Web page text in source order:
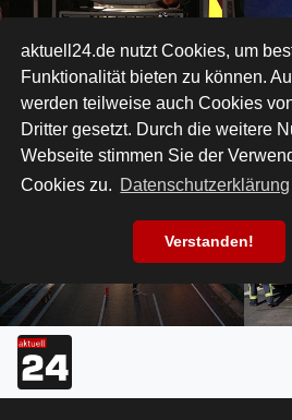
aktuell24.de nutzt Cookies, um
Funktionalität bieten zu können.
werden teilweise auch Cookies
Dritter gesetzt. Durch die weitere
Webseite stimmen Sie der
Cookies zu. Datenschutzerklärung
Verstanden!